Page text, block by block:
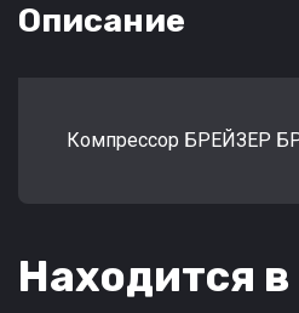
Описание
Компрессор БРЕЙЗЕР
Находится